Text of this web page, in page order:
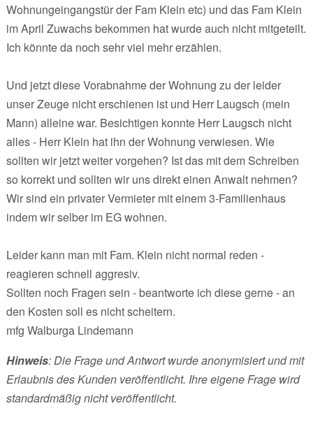
Wohnungeingangstür der Fam Klein etc) und das Fam Klein
im April Zuwachs bekommen hat wurde auch nicht mitgeteilt.
Ich könnte da noch sehr viel mehr erzählen.
Und jetzt diese Vorabnahme der Wohnung zu der leider
unser Zeuge nicht erschienen ist und Herr Laugsch (mein
Mann) alleine war. Besichtigen konnte Herr Laugsch nicht
alles - Herr Klein hat ihn der Wohnung verwiesen. Wie
sollten wir jetzt weiter vorgehen? Ist das mit dem Schreiben
so korrekt und sollten wir uns direkt einen Anwalt nehmen?
Wir sind ein privater Vermieter mit einem 3-Familienhaus
indem wir selber im EG wohnen.
Leider kann man mit Fam. Klein nicht normal reden -
reagieren schnell aggresiv.
Sollten noch Fragen sein - beantworte ich diese gerne - an
den Kosten soll es nicht scheitern.
mfg Walburga Lindemann
Hinweis: Die Frage und Antwort wurde anonymisiert und mit
Erlaubnis des Kunden veröffentlicht. Ihre eigene Frage wird
standardmäßig nicht veröffentlicht.